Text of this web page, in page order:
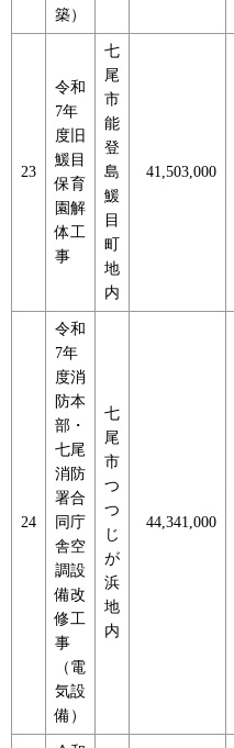
築）
23
令和
7年
度旧
鰀目
保育
園解
体工
事
七
尾
市
能
登
島
鰀
目
町
地
内
41,503,000
24
令和
7年
度消
防本
部・
七尾
消防
署合
同庁
舎空
調設
備改
修工
事
（電
気設
備）
七
尾
市
つ
つ
じ
が
浜
地
内
44,341,000